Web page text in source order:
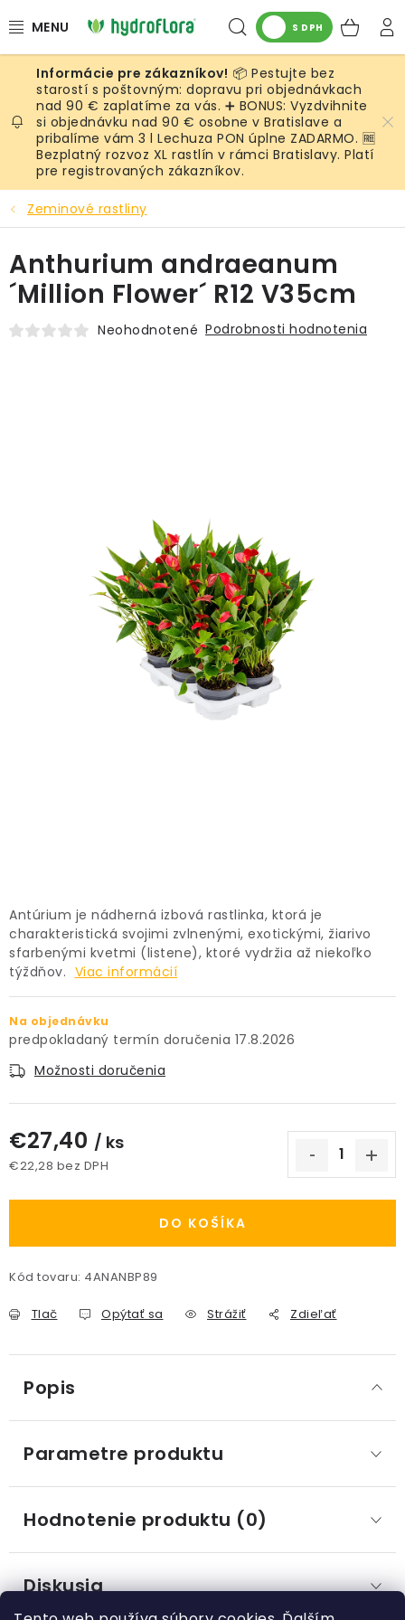
na
Hľadať
S DPH
RASTLINY
UMELÉ RASTLINY
KVETINÁČE
SUBSTRÁTY A PRÍSLUŠENSTVO
SERVIS INTERIÉROVEJ ZELENE
NA OBJEDNÁVKU
KVETINÁČE A OBALY NA RASTLINY
ZNAČKY
Obchodné podmienky
Podmienky ochrany osobných údajov
O nás
Spôsoby platby
Informácie o doprave
Kontakt / Právne údaje
📦 Pestujte bez
starostí s poštovným: dopravu pri objednávkach
nad 90 € zaplatíme za vás. ➕ BONUS: Vyzdvihnite
si objednávku nad 90 € osobne v Bratislave a
pribalíme vám 3 l Lechuza PON úplne ZADARMO. 🆓
Bezplatný rozvoz XL rastlín v rámci Bratislavy. Platí
pre registrovaných zákazníkov.
Zeminové rastliny
Antúrium je nádherná izbová rastlinka, ktorá je
charakteristická svojimi zvlnenými, exotickými, žiarivo
sfarbenými kvetmi (listene), ktoré vydržia až niekoľko
týždňov. Viac informácií
Na objednávku
17.8.2026
Možnosti doručenia
€27,40 / ks
€22,28 bez DPH
DO KOŠÍKA
Kód tovaru: 4ANANBP89
Tlač Opýtať sa Strážiť Zdieľať
Anthurium andraeanum
´Million Flower´ R12 V35cm
Neohodnotené Podrobnosti hodnotenia
Popis
Parametre produktu
Hodnotenie produktu (0)
Diskusia